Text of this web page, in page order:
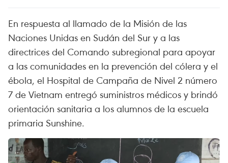
En respuesta al llamado de la Misión de las
Naciones Unidas en Sudán del Sur y a las
directrices del Comando subregional para apoyar
a las comunidades en la prevención del cólera y el
ébola, el Hospital de Campaña de Nivel 2 número
7 de Vietnam entregó suministros médicos y brindó
orientación sanitaria a los alumnos de la escuela
primaria Sunshine.